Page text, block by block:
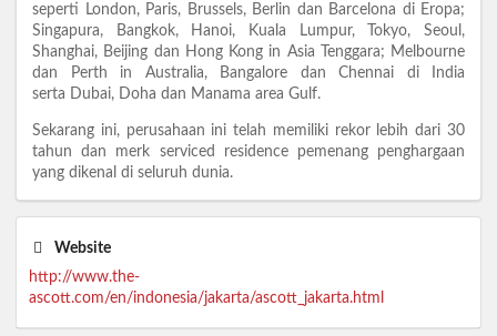
seperti London, Paris, Brussels, Berlin dan Barcelona di Eropa;
Singapura, Bangkok, Hanoi, Kuala Lumpur, Tokyo, Seoul,
Shanghai, Beijing dan Hong Kong in Asia Tenggara; Melbourne
dan Perth in Australia, Bangalore dan Chennai di India
serta Dubai, Doha dan Manama area Gulf.
Sekarang ini, perusahaan ini telah memiliki rekor lebih dari 30
tahun dan merk serviced residence pemenang penghargaan
yang dikenal di seluruh dunia.
Website
http://www.the-
ascott.com/en/indonesia/jakarta/ascott_jakarta.html